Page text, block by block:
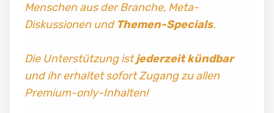
Menschen aus der Branche, Meta-
Diskussionen und Themen-Specials.
Die Unterstützung istjederzeit kündbar
und ihr erhaltet sofort Zugang zu allen
Premium-only-Inhalten!